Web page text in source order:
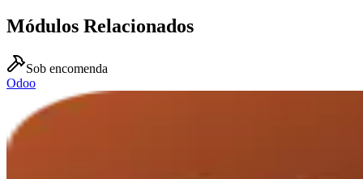
Módulos Relacionados
Sob encomenda
Odoo